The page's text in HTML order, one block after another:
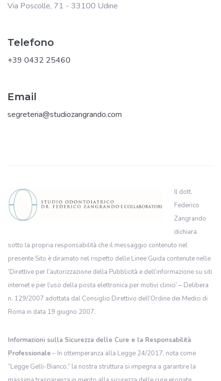
Via Poscolle, 71 - 33100 Udine
Telefono
+39 0432 25460
Email
segreteria@studiozangrando.com
Il dott.
Federico
Zangrando
dichiara
sotto la propria responsabilità che il messaggio contenuto nel
presente Sito è diramato nel rispetto delle Linee Guida contenute nelle
‘Direttive per l’autorizzazione della Pubblicità e dell’informazione su siti
internet e per l’uso della posta elettronica per motivi clinici’ – Delibera
n. 129/2007 adottata dal Consiglio Direttivo dell’Ordine dei Medici di
Roma in data 19 giugno 2007.
Informazioni sulla Sicurezza delle Cure e la Responsabilità
Professionale – In ottemperanza alla Legge 24/2017, nota come
“Legge Gelli-Bianco,” la nostra struttura si impegna a garantire la